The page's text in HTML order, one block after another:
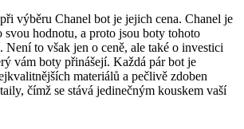
‍výběru Chanel bot je jejich cena. Chanel ‌je
svou hodnotu, a ⁢proto jsou boty tohoto
‍Není to však jen o ceně, ale také o investici
vám ​boty přinášejí.⁢ Každá pár bot je
materiálů a pečlivě‌ zdoben
čímž se stává jedinečným kouskem vaší​